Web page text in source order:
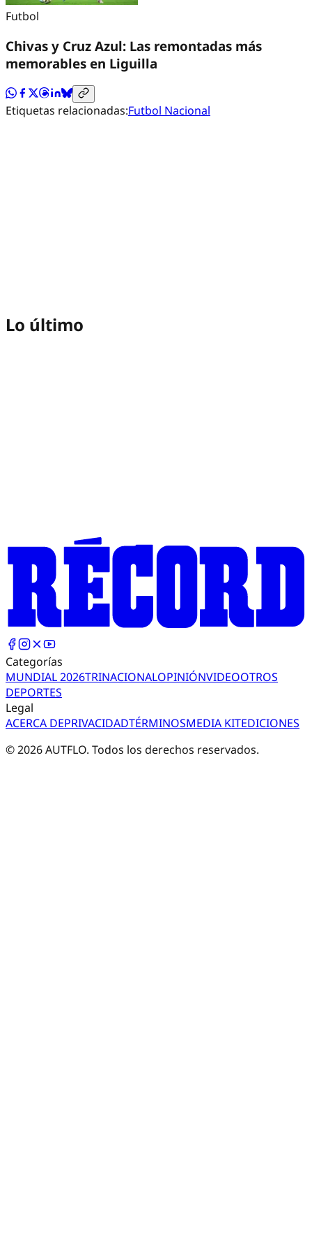
Futbol
Chivas y Cruz Azul: Las remontadas más
memorables en Liguilla
Etiquetas relacionadas:Futbol Nacional
Lo último
Categorías
MUNDIAL 2026TRINACIONALOPINIÓNVIDEOOTROS
DEPORTES
Legal
ACERCA DEPRIVACIDADTÉRMINOSMEDIA KITEDICIONES
©2026AUTFLO. Todos los derechos reservados.